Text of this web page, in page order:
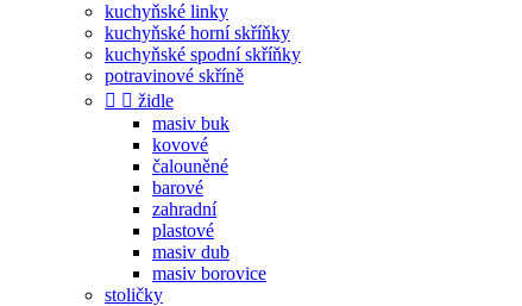
kuchyňské linky
kuchyňské horní skříňky
kuchyňské spodní skříňky
potravinové skříně
  židle
masiv buk
kovové
čalouněné
barové
zahradní
plastové
masiv dub
masiv borovice
stoličky